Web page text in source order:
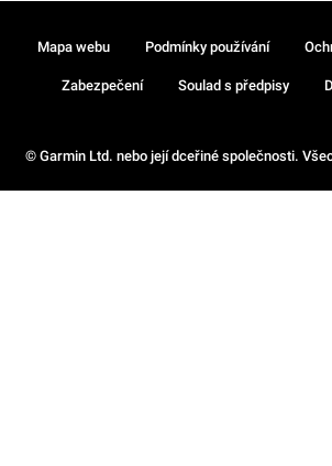
© Garmin Ltd. nebo její dceřiné společnosti.
Mapa webu Podmínky používání
Zabezpečení Soulad s předpisy